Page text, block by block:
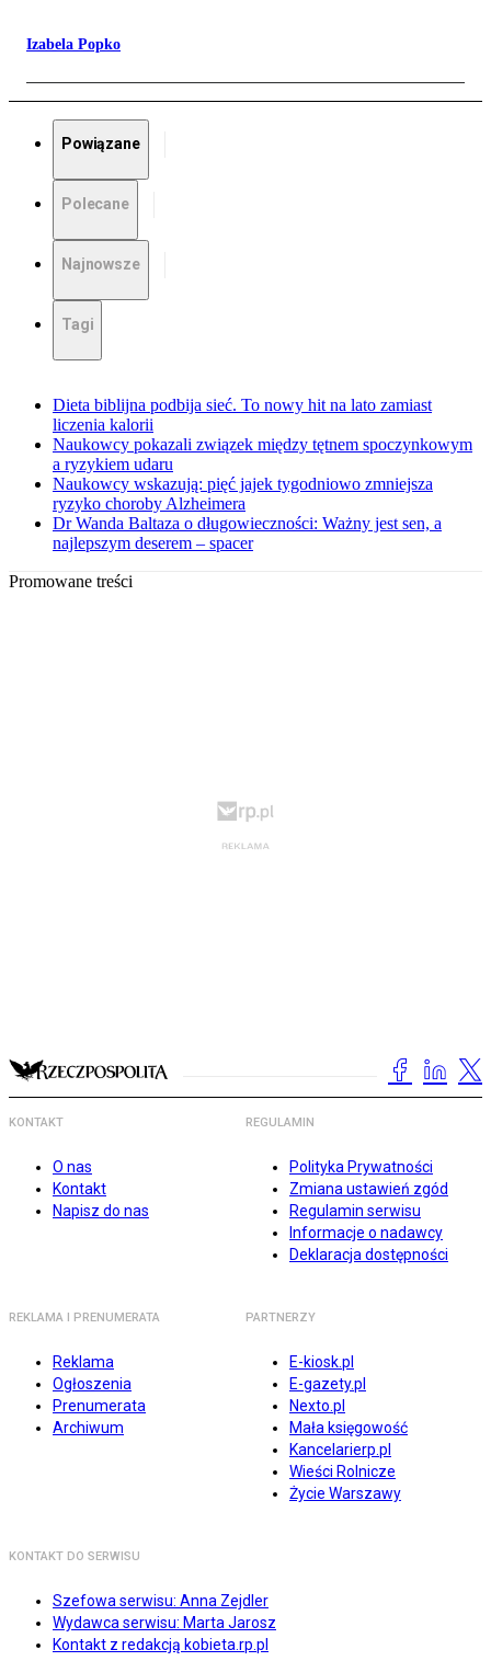
Izabela Popko
Powiązane
Polecane
Najnowsze
Tagi
Dieta biblijna podbija sieć. To nowy hit na lato zamiast
liczenia kalorii
Naukowcy pokazali związek między tętnem spoczynkowym
a ryzykiem udaru
Naukowcy wskazują: pięć jajek tygodniowo zmniejsza
ryzyko choroby Alzheimera
Dr Wanda Baltaza o długowieczności: Ważny jest sen, a
najlepszym deserem – spacer
Promowane treści
KONTAKT
O nas
Kontakt
Napisz do nas
REGULAMIN
Polityka Prywatności
Zmiana ustawień zgód
Regulamin serwisu
Informacje o nadawcy
Deklaracja dostępności
REKLAMA I PRENUMERATA
Reklama
Ogłoszenia
Prenumerata
Archiwum
PARTNERZY
E-kiosk.pl
E-gazety.pl
Nexto.pl
Mała księgowość
Kancelarierp.pl
Wieści Rolnicze
Życie Warszawy
KONTAKT DO SERWISU
Szefowa serwisu: Anna Zejdler
Wydawca serwisu: Marta Jarosz
Kontakt z redakcją kobieta.rp.pl